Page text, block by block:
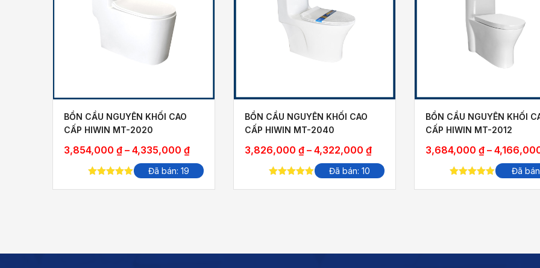
3,826,000 ₫
BỒN CẦU NGUYÊN KHỐI CAO
CẤP HIWIN MT-2020
3,854,000 ₫ – 4,335,000 ₫Khoảng
giá:
từ
3,854,000 ₫
5
Đã bán: 19
BỒN CẦU NGUYÊN KHỐI CAO
CẤP HIWIN MT-2040
3,826,000 ₫ – 4,322,000 ₫Khoảng
giá:
từ
3,826,000 ₫
5
Đã bán: 10
BỒN CẦU NGUYÊN KHỐI
CẤP HIWIN MT-2012
3,684,000 ₫ –
5
Đã